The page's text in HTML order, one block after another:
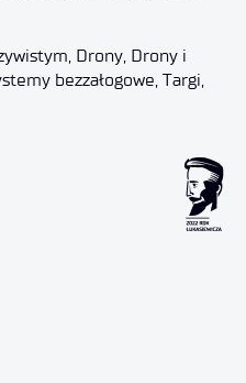
, Drony, Drony i
bezzałogowe, Targi,